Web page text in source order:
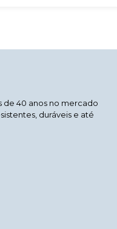
de 40 anos no mercado
duráveis e até